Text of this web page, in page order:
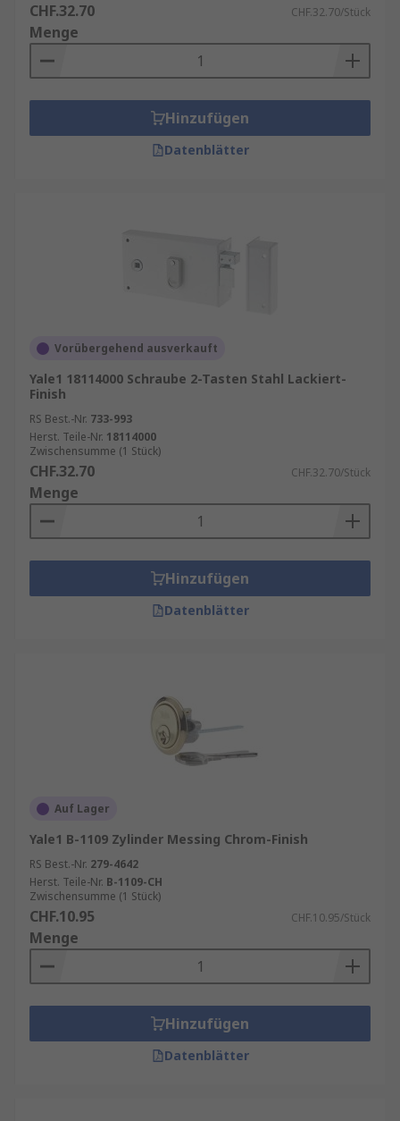
CHF.32.70 CHF.32.70/Stück
Menge
Hinzufügen
Datenblätter
Vorübergehend ausverkauft
Yale1 18114000 Schraube 2-Tasten Stahl Lackiert-
Finish
RS Best.-Nr. 733-993
Herst. Teile-Nr. 18114000
Zwischensumme (1 Stück)
CHF.32.70 CHF.32.70/Stück
Menge
Hinzufügen
Datenblätter
Auf Lager
Yale1 B-1109 Zylinder Messing Chrom-Finish
RS Best.-Nr. 279-4642
Herst. Teile-Nr. B-1109-CH
Zwischensumme (1 Stück)
CHF.10.95 CHF.10.95/Stück
Menge
Hinzufügen
Datenblätter